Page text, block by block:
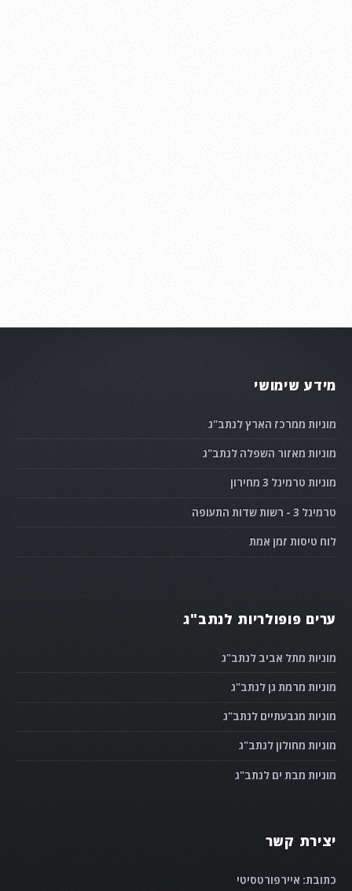
מידע שימושי
מוניות ממרכז הארץ לנתב"ג
מוניות מאזור השפלה לנתב"ג
מוניות טרמינל 3 מחירון
טרמינל 3 - רשות שדות התעופה
לוח טיסות זמן אמת
ערים פופולריות לנתב"ג
מוניות מתל אביב לנתב"ג
מוניות מרמת גן לנתב"ג
מוניות מגבעתיים לנתב"ג
מוניות מחולון לנתב"ג
מוניות מבת ים לנתב"ג
יצירת קשר
כתובת: איירפורטסיטי